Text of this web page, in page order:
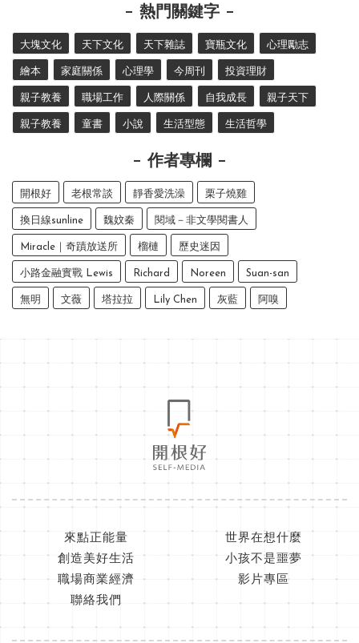
熱門關鍵字
大塊文化 天下文化 天下雜誌 寶瓶文化 心理勵志
繪本 家庭關係 心理學 今周刊 投資理財
親子教養 職場工作 人際關係 自我成長 親子天下
親子教養 童書 小說 生活型態 生活哲學
作者專欄
開根好 老根常談 靜香愛洗澡 栗子燒雞
換日線sunline 魏妏秦 閱域－非文學閱書人
Miracle｜奇蹟放送所 榴槤 歷史迷因
小路金融實戰 Lewis Richard Noreen Suan-san
無明 文薇 塔拉拉 Lily Chen 灰藍 阿嗅
來點正能量
世界在想什麼
創造美好生活
小孩不是噩夢
職場商業經濟
影片專區
聯絡我們